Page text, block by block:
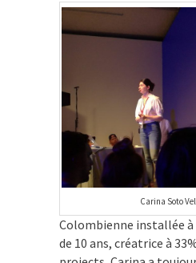
Carina Soto
Colombienne installée à
de 10 ans, créatrice à